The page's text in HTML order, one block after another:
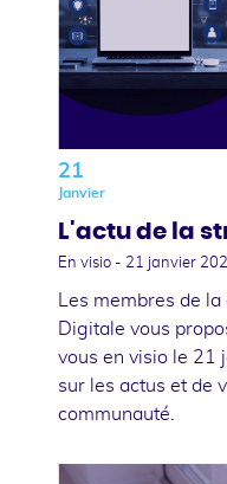
21
Janvier
L'actu de la
En visio - 21 janvier
Les membres de
Digitale vous
vous en visio le 21
sur les actus et de
communauté.